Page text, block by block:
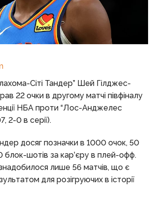
Сіті Тандер” Шей Гілджес-
22 очки в другому матчі півфіналу
НБА проти “Лос-Анджелес
2-0 в серії).
досяг позначки в 1000 очок, 50
блок-шотів за кар’єру в плей-офф.
лише 56 матчів, що є
для розігруючих в історії